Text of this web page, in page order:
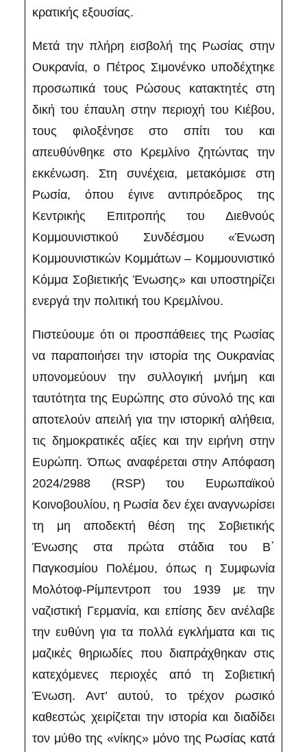
κρατικής εξουσίας.
Μετά την πλήρη εισβολή της Ρωσίας στην
Ουκρανία, ο Πέτρος Σιμονένκο υποδέχτηκε
προσωπικά τους Ρώσους κατακτητές στη
δική του έπαυλη στην περιοχή του Κιέβου,
τους φιλοξένησε στο σπίτι του και
απευθύνθηκε στο Κρεμλίνο ζητώντας την
εκκένωση. Στη συνέχεια, μετακόμισε στη
Ρωσία, όπου έγινε αντιπρόεδρος της
Κεντρικής Επιτροπής του Διεθνούς
Κομμουνιστικού Συνδέσμου «Ένωση
Κομμουνιστικών Κομμάτων – Κομμουνιστικό
Κόμμα Σοβιετικής Ένωσης» και υποστηρίζει
ενεργά την πολιτική του Κρεμλίνου.
Πιστεύουμε ότι οι προσπάθειες της Ρωσίας
να παραποιήσει την ιστορία της Ουκρανίας
υπονομεύουν την συλλογική μνήμη και
ταυτότητα της Ευρώπης στο σύνολό της και
αποτελούν απειλή για την ιστορική αλήθεια,
τις δημοκρατικές αξίες και την ειρήνη στην
Ευρώπη. Όπως αναφέρεται στην Απόφαση
2024/2988 (RSP) του Ευρωπαϊκού
Κοινοβουλίου, η Ρωσία δεν έχει αναγνωρίσει
τη μη αποδεκτή θέση της Σοβιετικής
Ένωσης στα πρώτα στάδια του Β΄
Παγκοσμίου Πολέμου, όπως η Συμφωνία
Μολότοφ-Ρίμπεντροπ του 1939 με την
ναζιστική Γερμανία, και επίσης δεν ανέλαβε
την ευθύνη για τα πολλά εγκλήματα και τις
μαζικές θηριωδίες που διαπράχθηκαν στις
κατεχόμενες περιοχές από τη Σοβιετική
Ένωση. Αντ’ αυτού, το τρέχον ρωσικό
καθεστώς χειρίζεται την ιστορία και διαδίδει
τον μύθο της «νίκης» μόνο της Ρωσίας κατά